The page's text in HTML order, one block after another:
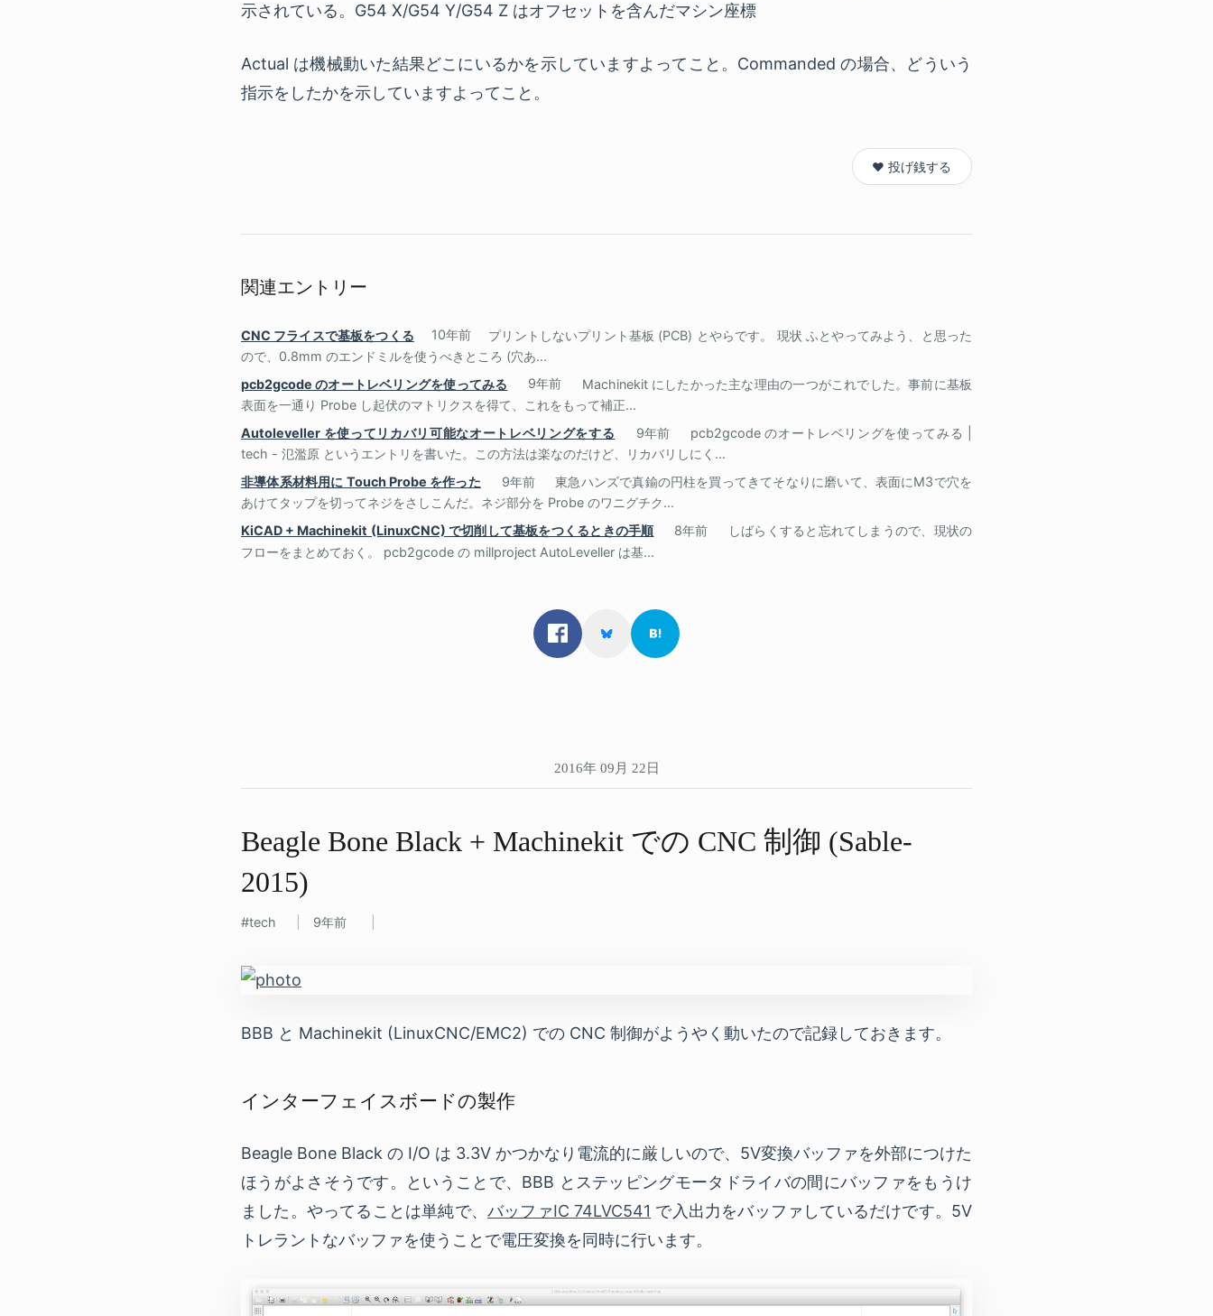
示されている。G54 X/G54 Y/G54 Z はオフセットを含んだマシン座標
Actual は機械動いた結果どこにいるかを示していますよってこと。Commanded の場合、どういう
指示をしたかを示していますよってこと。
❤️ 投げ銭する
関連エントリー
CNC フライスで基板をつくる 10年前
プリントしないプリント基板 (PCB) とやらです。 現状 ふとやってみよう、と思った
ので、0.8mm のエンドミルを使うべきところ (穴あ...
pcb2gcode のオートレベリングを使ってみる
9年前
Machinekit にしたかった主な理由の一つがこれでした。事前に基板
表面を一通り Probe し起伏のマトリクスを得て、これをもって補正...
Autoleveller を使ってリカバリ可能なオートレベリングをする
9年前
pcb2gcode のオートレベリングを使ってみる |
tech - 氾濫原 というエントリを書いた。この方法は楽なのだけど、リカバリしにく...
非導体系材料用に Touch Probe を作った
9年前
東急ハンズで真鍮の円柱を買ってきてそなりに磨いて、表面にM3で穴を
あけてタップを切ってネジをさしこんだ。ネジ部分を Probe のワニグチク...
KiCAD + Machinekit (LinuxCNC) で切削して基板をつくるときの手順
8年前
しばらくすると忘れてしまうので、現状の
フローをまとめておく。 pcb2gcode の millproject AutoLeveller は基...
2016年 09月 22日
Beagle Bone Black + Machinekit での​ CNC 制御 (Sable-
2015)
tech 9年前
BBB と Machinekit (LinuxCNC/EMC2) での CNC 制御がようやく動いたので記録しておきます。
インターフェイスボードの製作
Beagle Bone Black の I/O は 3.3V かつかなり電流的に厳しいので、5V変換バッファを外部につけた
ほうがよさそうです。ということで、BBB とステッピングモータドライバの間にバッファをもうけ
ました。やってることは単純で、バッファIC 74LVC541 で入出力をバッファしているだけです。5V
トレラントなバッファを使うことで電圧変換を同時に行います。